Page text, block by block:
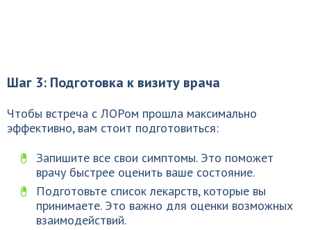
Шаг 3: Подготовка к визиту врача
Чтобы встреча с ЛОРом прошла максимально
эффективно, вам стоит подготовиться:
Запишите все свои симптомы. Это поможет
врачу быстрее оценить ваше состояние.
Подготовьте список лекарств, которые вы
принимаете. Это важно для оценки возможных
взаимодействий.